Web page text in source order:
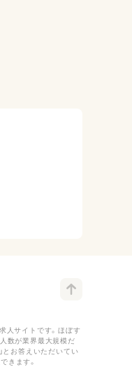
人サイトです。ほぼす
数が業界最大規模だ
とお答えいただいてい
きます。